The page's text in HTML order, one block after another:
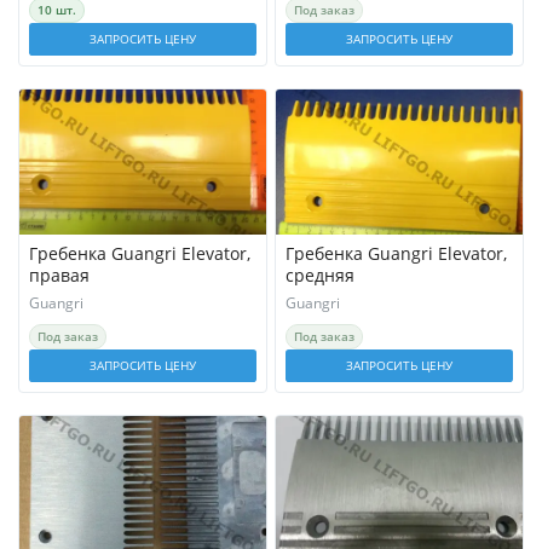
10 шт.
ЗАПРОСИТЬ ЦЕНУ
Под заказ
ЗАПРОСИТЬ ЦЕНУ
Гребенка Guangri Elevator,
правая
Guangri
Под заказ
ЗАПРОСИТЬ ЦЕНУ
Гребенка Guangri Elevator,
средняя
Guangri
Под заказ
ЗАПРОСИТЬ ЦЕНУ